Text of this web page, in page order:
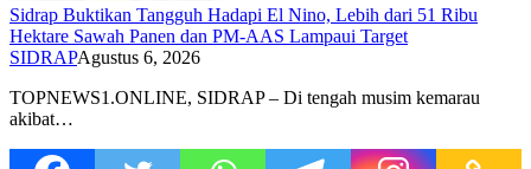
Sidrap Buktikan Tangguh Hadapi El Nino, Lebih dari 51 Ribu
Hektare Sawah Panen dan PM-AAS Lampaui Target
SIDRAPAgustus 6, 2026
TOPNEWS1.ONLINE, SIDRAP – Di tengah musim kemarau
akibat…